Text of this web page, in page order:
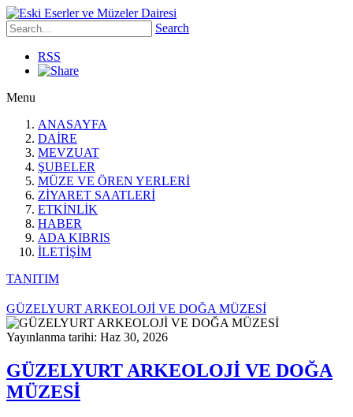
Search
RSS
Menu
ANASAYFA
DAİRE
MEVZUAT
ŞUBELER
MÜZE VE ÖREN YERLERİ
ZİYARET SAATLERİ
ETKİNLİK
HABER
ADA KIBRIS
İLETİŞİM
TANITIM
GÜZELYURT ARKEOLOJİ VE DOĞA MÜZESİ
Yayınlanma tarihi: Haz 30, 2026
GÜZELYURT ARKEOLOJİ VE DOĞA
MÜZESİ